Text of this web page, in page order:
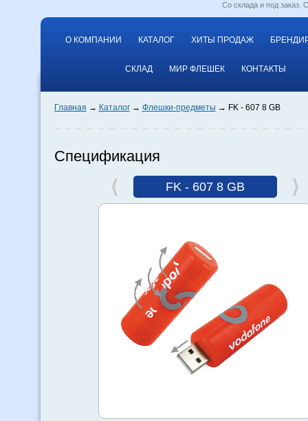
Со склада и под заказ.
О КОМПАНИИ КАТАЛОГ ХИТЫ ПРОДАЖ
СКЛАД МИР ФЛЕШЕК КОНТАКТЫ
Главная Каталог Флешки-предметы FK - 607 8 GB
Спецификация
FK - 607 8 GB